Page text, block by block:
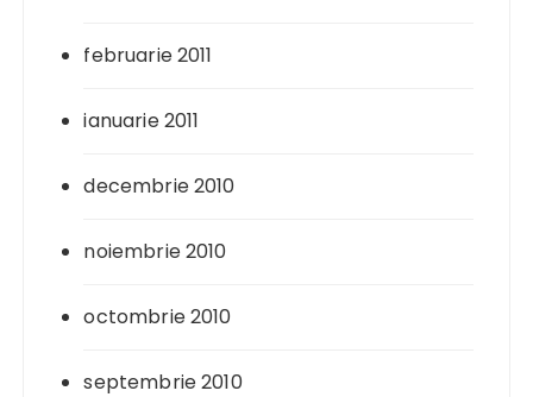
februarie 2011
ianuarie 2011
decembrie 2010
noiembrie 2010
octombrie 2010
septembrie 2010